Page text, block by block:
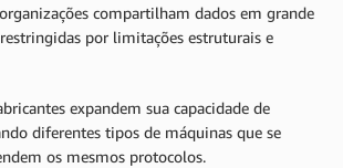
compartilham dados em grande
por limitações estruturais e
expandem sua capacidade de
diferentes tipos de máquinas que se
os mesmos protocolos.